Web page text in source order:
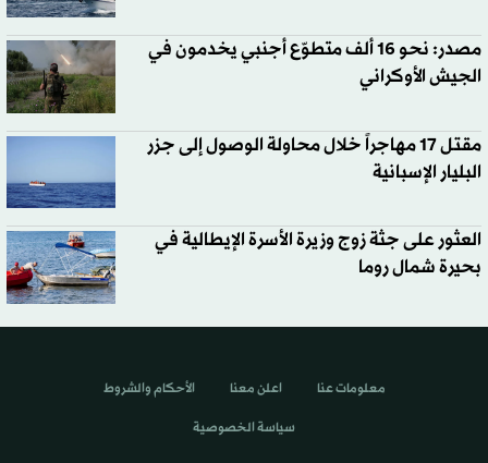
مصدر: نحو 16 ألف متطوّع أجنبي يخدمون في
الجيش الأوكراني
مقتل 17 مهاجراً خلال محاولة الوصول إلى جزر
البليار الإسبانية
العثور على جثة زوج وزيرة الأسرة الإيطالية في
بحيرة شمال روما
معلومات عنا اعلن معنا الأحكام والشروط
سياسة الخصوصية